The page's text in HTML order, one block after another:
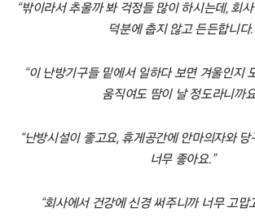
“밖이라서 추울까 봐 걱정들 많이 하시는데, 회
덕분에 춥지 않고 든든합니다
“이 난방기구들 밑에서 일하다 보면 겨울인지
움직여도 땀이 날 정도라니까
“난방시설이 좋고요, 휴게공간에 안마의자와
너무 좋아요.”
“회사에서 건강에 신경 써주니까 너무 고맙